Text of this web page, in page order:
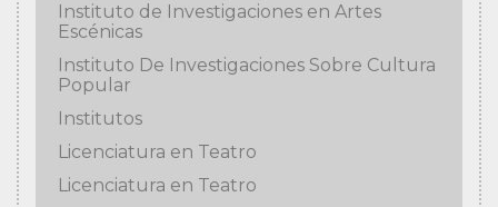
Instituto de Investigaciones en Artes
Escénicas
Instituto De Investigaciones Sobre Cultura
Popular
Institutos
Licenciatura en Teatro
Licenciatura en Teatro